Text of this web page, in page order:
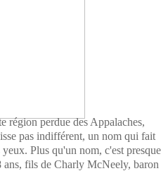
région perdue des Appalaches,
pas indifférent, un nom qui fait
Plus qu'un nom, c'est presque
ans, fils de Charly McNeely, baron